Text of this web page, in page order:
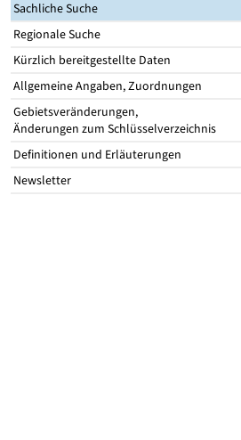
Sachliche Suche
Regionale Suche
Kürzlich bereitgestellte Daten
Allgemeine Angaben, Zuordnungen
Gebietsveränderungen,
Änderungen zum Schlüsselverzeichnis
Definitionen und Erläuterungen
Newsletter